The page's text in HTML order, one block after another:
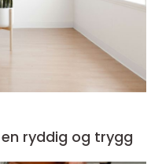
ryddig og trygg